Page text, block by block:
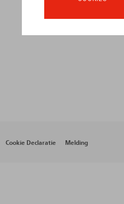
Cookie Declaratie Melding